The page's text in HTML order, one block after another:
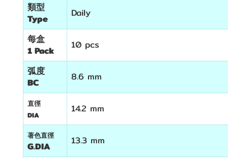
類型
Type
Daily
每盒
1 Pack
10 pcs
弧度
BC
8.6 mm
直徑
DIA
14.2 mm
著色直徑
G.DIA 13.3 mm